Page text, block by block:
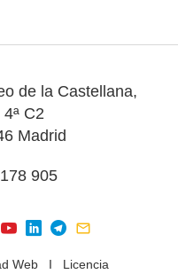
de la Castellana,
C2
Madrid
905
WebI Licencia